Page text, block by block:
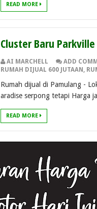
READ MORE
Cluster Baru Parkville
AI MARCHELL ADD
RUMAH DIJUAL 600 JUTAAN ,
Rumah dijual di Pamulang -
aradise serpong tetapi Harga
READ MORE